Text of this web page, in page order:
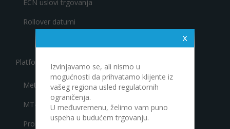
ECN uslovi trgovanja
Rollover datumi
Platforme za trgovanje
Meta Trader 4
MT4 Mobile
Pro Trader
Izvinjavamo se, ali nismo u
mogućnosti da prihvatamo klijente iz
vašeg regiona usled regulatornih
ograničenja.
U međuvremenu, želimo vam puno
uspeha u budućem trgovanju.